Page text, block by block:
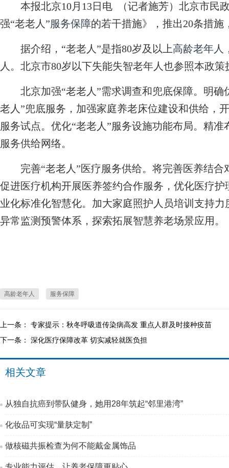
本报北京10月13日电 （记者施芳）北京市民政
强“老老人”服务保障的若干措施》，推出20条措施
据介绍，“老老人”是指80岁及以上高龄老年人
人。北京市80岁以下失能失智老年人也参照本政策
北京加强“老老人”需求调查和兜底保障。明确
老人”兜底服务，加强家庭养老床位建设和供给，
服务试点。优化“老老人”服务设施功能布局。精
服务供给网络。
完善“老老人”医疗服务供给。将完善医养结合
促进医疗机构开展医养签约合作服务，优化医疗
业化标准化智慧化。加大家庭照护人员培训支持
异常监测预警体系，探索拓展智慧养老场景应用。
高龄老年人 服务保障
上一条： 专家提示：秋冬呼吸道传染病高发 重点人群及时接种疫苗
下一条： 深化医疗保障改革 切实减轻就医负担
相关文章
从独自抗癌到带队健身，她用28年筑起“邻里港湾”
化妆品可实现“量肤定制”
做核磁共振检查为何不能戴金属饰品